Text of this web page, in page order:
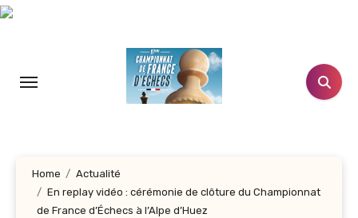
Aller
principal
Home
Actualité
En replay vidéo : cérémonie de clôture du Championnat
de France d’Échecs à l’Alpe d’Huez